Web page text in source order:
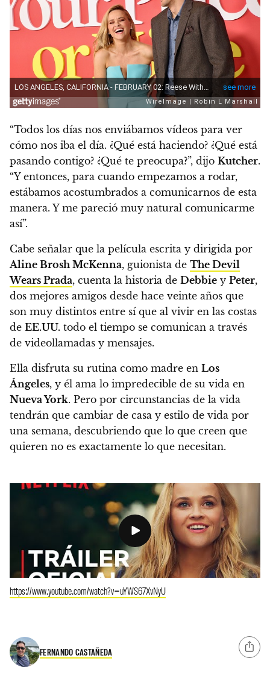
“Todos los días nos enviábamos vídeos para ver
cómo nos iba el día. ¿Qué está haciendo? ¿Qué está
pasando contigo? ¿Qué te preocupa?”, dijo Kutcher.
“Y entonces, para cuando empezamos a rodar,
estábamos acostumbrados a comunicarnos de esta
manera. Y me pareció muy natural comunicarme
así”.
Cabe señalar que la película escrita y dirigida por
Aline Brosh McKenna, guionista de The Devil
Wears Prada, cuenta la historia de Debbie y Peter,
dos mejores amigos desde hace veinte años que
son muy distintos entre sí que al vivir en las costas
de EE.UU. todo el tiempo se comunican a través
de videollamadas y mensajes.
Ella disfruta su rutina como madre en Los
Ángeles, y él ama lo impredecible de su vida en
Nueva York. Pero por circunstancias de la vida
tendrán que cambiar de casa y estilo de vida por
una semana, descubriendo que lo que creen que
quieren no es exactamente lo que necesitan.
https://www.youtube.com/watch?v=uYWS67XvNyU
FERNANDO CASTAÑEDA